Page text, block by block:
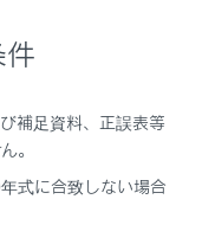
件
補足資料、正誤表等
。
式に合致しない場合